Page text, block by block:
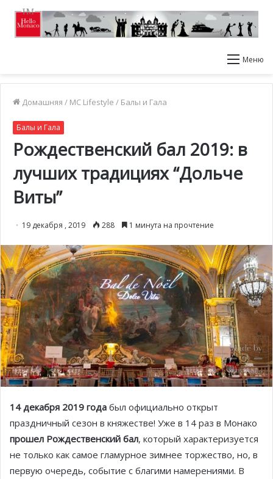
Меню
Домашняя / MC Lifestyle / Балы и Гала
Балы и Гала
Рождественский бал 2019: в
лучших традициях “Дольче
Виты”
19 декабря , 2019 288 1 минута на прочтение
14 декабря 2019 года был официально открыт
праздничный сезон в княжестве! Уже в 14 раз в Монако
прошел Рождественский бал, который характеризуется
не только как самое гламурное зимнее торжество, но, в
первую очередь, событие с благими намерениями. В